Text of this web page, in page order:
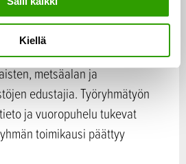
Kiellä
sekä kehittämistarpeita.
ja
työryhmässä on mukana
metsäalan ja
edustajia. Työryhmätyön
ja vuoropuhelu tukevat
toimikausi päättyy